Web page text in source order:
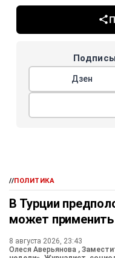
Дзен
//ПОЛИТИКА
В Турции
может
8 августа 2026, 23:43
Олеся Аверьянова ,